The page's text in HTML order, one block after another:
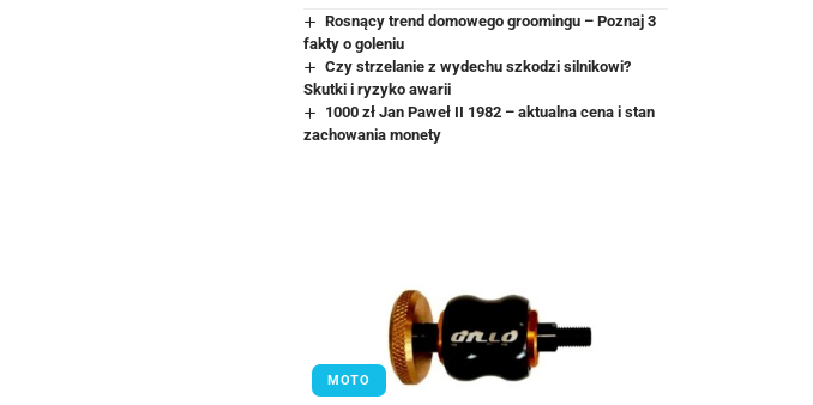
Rosnący trend domowego groomingu – Poznaj 3
fakty o goleniu
Czy strzelanie z wydechu szkodzi silnikowi?
Skutki i ryzyko awarii
1000 zł Jan Paweł II 1982 – aktualna cena i stan
zachowania monety
MOTO